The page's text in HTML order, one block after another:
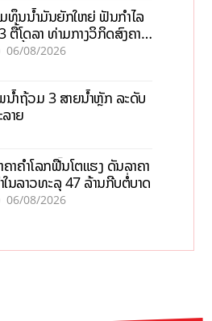
ທຶນນ້ຳມັນຍັກໃຫຍ່ ຟັນກຳໄລ
ຕື້ໂດລາ ທ່າມກາງວິກິດສົງຄາມ
ຄານໍ້າມັນແພງ
06/08/2026
ນໍ້າຖ້ວມ 3 ສາຍນໍ້າຫຼັກ ລະດັບ
າຍ
ຄາຄຳໂລກຟື້ນໂຕແຮງ ດັນລາຄາ
ໃນລາວທະລຸ 47 ລ້ານກີບຕໍ່ບາດ
06/08/2026